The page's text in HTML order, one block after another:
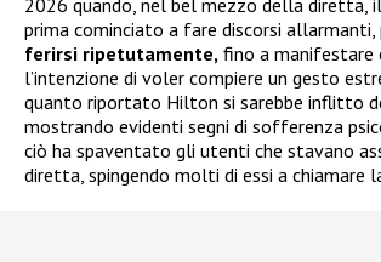
2026 quando, nel bel mezzo della diretta,
prima cominciato a fare discorsi allarmanti,
ferirsi ripetutamente, fino a manifestare
l’intenzione di voler compiere un gesto
quanto riportato Hilton si sarebbe inflitto
mostrando evidenti segni di sofferenza
ciò ha spaventato gli utenti che stavano
diretta, spingendo molti di essi a chiamare